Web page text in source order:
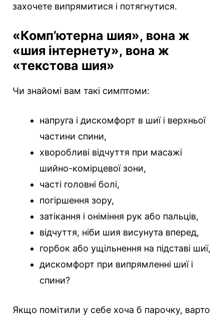
захочете випрямитися і потягнутися.
«Комп’ютерна шия», вона ж
«шия інтернету», вона ж
«текстова шия»
Чи знайомі вам такі симптоми:
напруга і дискомфорт в шиї і верхньої
частини спини,
хворобливі відчуття при масажі
шийно-комірцевої зони,
часті головні болі,
погіршення зору,
затікання і оніміння рук або пальців,
відчуття, ніби шия висунута вперед,
горбок або ущільнення на підставі шиї,
дискомфорт при випрямленні шиї і
спини?
Якщо помітили у себе хоча б парочку, варто